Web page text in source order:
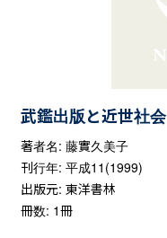
武鑑出版と近世社会
著者名: 藤實久美子
刊行年: 平成11(1999)
出版元: 東洋書林
冊数: 1冊